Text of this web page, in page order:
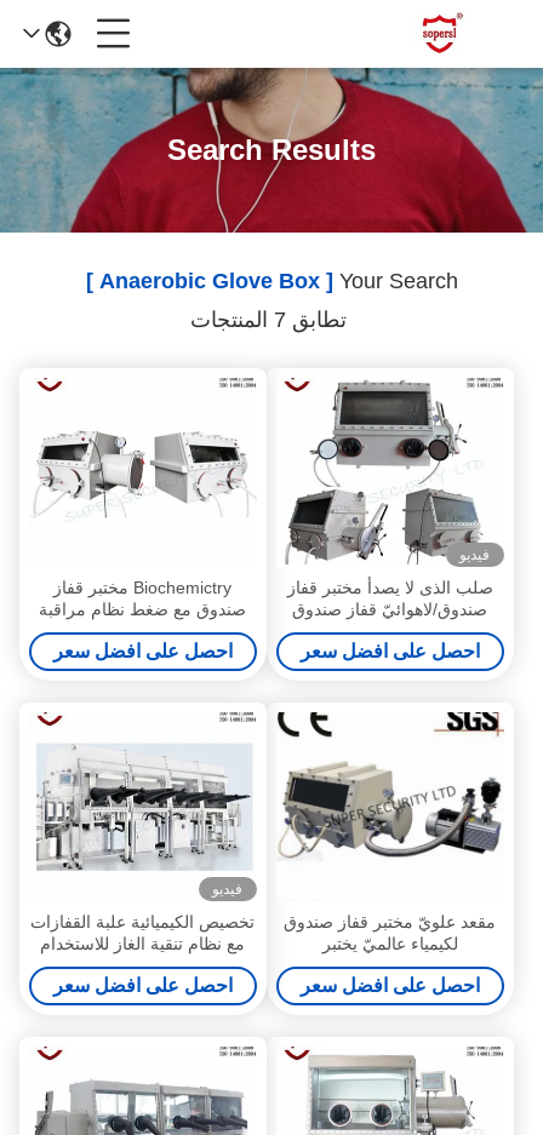
Search Results
Your Search
[ Anaerobic Glove Box ]
تطابق 7 المنتجات
فيديو
صلب الذى لا يصدأ مختبر قفاز
صندوق/لاهوائيّ قفاز صندوق
معدات الطبية
احصل على افضل سعر
Biochemictry مختبر قفاز
صندوق مع ضغط نظام مراقبة
احصل على افضل سعر
مقعد علويّ مختبر قفاز صندوق
لكيمياء عالميّ يختبر
احصل على افضل سعر
فيديو
تخصيص الكيميائية علبة القفازات
مع نظام تنقية الغاز للاستخدام
مختبر
احصل على افضل سعر